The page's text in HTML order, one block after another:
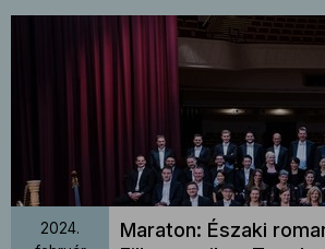
2024.
Maraton: Északi